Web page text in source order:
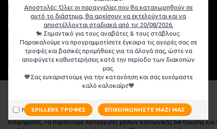
Αποστολές: Όλες οι παραγγελίες που θα καταχωρηθούν σε
αυτό το διάστημα, θα αρχίσουν να εκτελούνται και να
αποστέλλονται σταδιακά από τις 20/08/2026.
🐎 Σημαντικό για τους αναβάτες & τους στάβλους:
Παρακαλούμε να προγραμματίσετε έγκαιρα τις αγορές σας σε
τροφές και βασικές προμήθειες για τα άλογά σας, ώστε να
αποφύγετε καθυστερήσεις κατά την περίοδο των διακοπών
μας.
🧡Σας ευχαριστούμε για την κατανόηση και σας ευχόμαστε
καλό καλοκαίρι!🧡
Να μην εμφανιστεί ξανά
SPILLERS ΤΡΟΦΈΣ ΕΠΙΚΟΙΝΩΝΉΣΤΕ ΜΑΖΊ ΜΑΣ
ΕΞΥΠΗΡΕΤΗΣΗ ΠΕΛΑΤΩΝ
ΤΡΟΠΟΙ ΕΠΙΚΟΙΝΩΝΙΑΣ
ΕΓΓΡΑΦΉ ΣΤΟ NEWSLETTER
Digisol Ltd
Το site μας χρησιμοποιεί cookies
Χρησιμοποιούμε cookies για να εξατομικεύσουμε περιεχόμενο και
διαφημίσεις, να παρέχουμε λειτουργίες μέσων κοινωνικής δικτύωσης και